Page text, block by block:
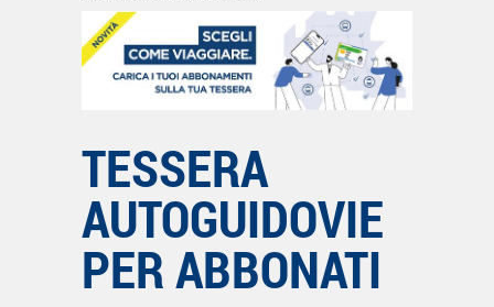
TESSERA
AUTOGUIDOVIE
PER ABBONATI